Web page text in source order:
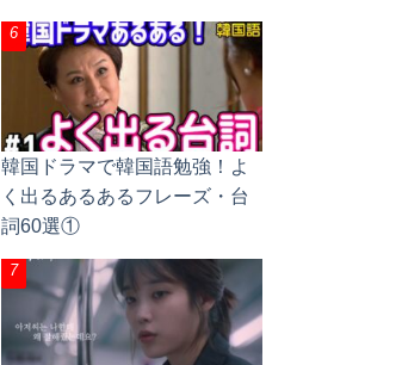
韓国ドラマで韓国語勉強！よ
く出るあるあるフレーズ・台
詞60選①